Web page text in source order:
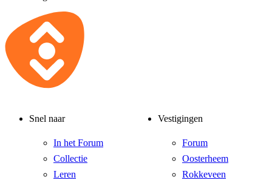
Snel naar
In het Forum
Collectie
Leren
Vestigingen
Forum
Oosterheem
Rokkeveen